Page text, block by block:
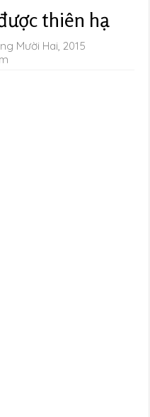
thiên hạ
Mười Hai, 2015